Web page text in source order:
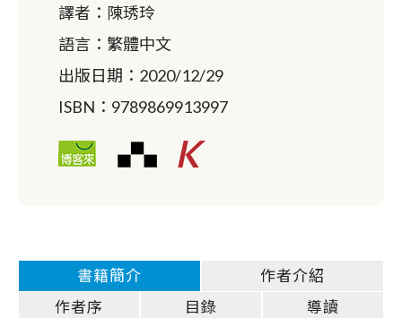
譯者： 陳琇玲
語言： 繁體中文
出版日期： 2020/12/29
ISBN： 9789869913997
書籍簡介
作者介紹
作者序
目錄 導讀